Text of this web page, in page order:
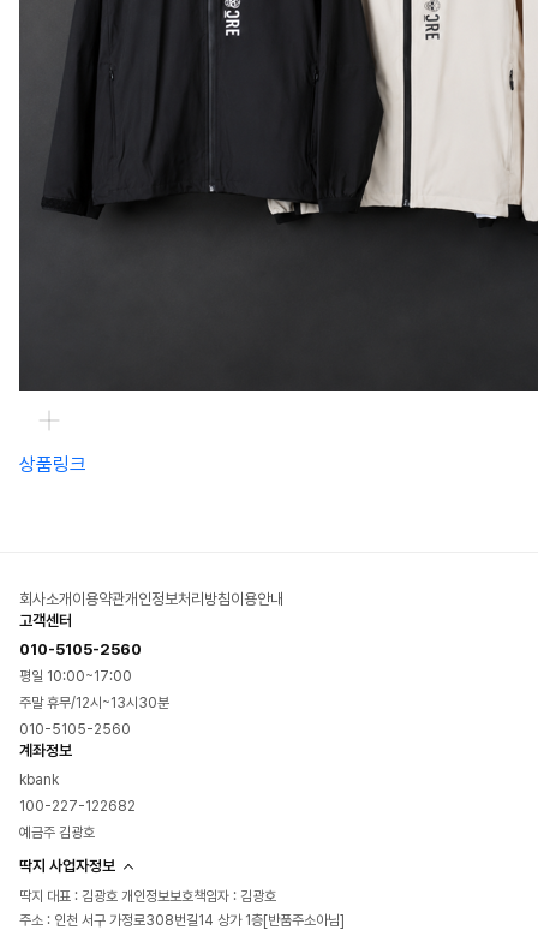
상품링크
회사소개 이용약관개인정보처리방침이용안내
딱지 사업자정보
딱지 대표 : 김광호 개인정보보호책임자 : 김광호
주소 : 인천 서구 가정로308번길14 상가 1층[반품주소아님]
고객센터
010-5105-2560
평일 10:00~17:00
주말 휴무/12시~13시30분
010-5105-2560
계좌정보
kbank
100-227-122682
예금주 김광호